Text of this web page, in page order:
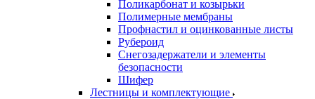
Поликарбонат и козырьки
Полимерные мембраны
Профнастил и оцинкованные листы
Рубероид
Снегозадержатели и элементы
безопасности
Шифер
Лестницы и комплектующие